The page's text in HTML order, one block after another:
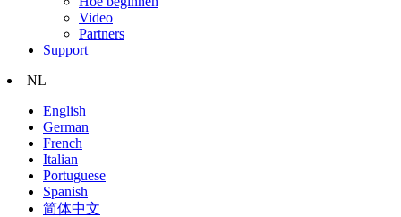
Video
Partners
Support
NL
English
German
French
Italian
Portuguese
Spanish
简体中文